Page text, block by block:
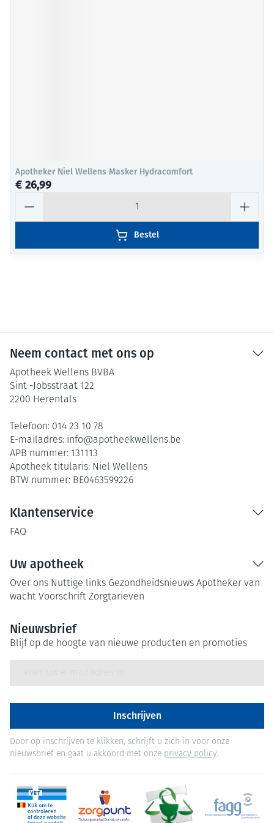
Apotheker Niel Wellens Masker Hydracomfort
€ 26,99
Bestel
Neem contact met ons op
Apotheek Wellens BVBA
Sint -Jobsstraat 122
2200 Herentals
Telefoon: 014 23 10 78
E-mailadres: info@apotheekwellens.be
APB nummer: 131113
Apotheek titularis: Niel Wellens
BTW nummer: BE0463599226
Klantenservice
FAQ
Uw apotheek
Over ons Nuttige links Gezondheidsnieuws Apotheker van
wacht Voorschrift Zorgtarieven
Nieuwsbrief
Blijf op de hoogte van nieuwe producten en promoties
Inschrijven
Door op inschrijven te klikken, schrijft u zich in voor onze
nieuwsbrief en gaat u akkoord met onze privacy policy.